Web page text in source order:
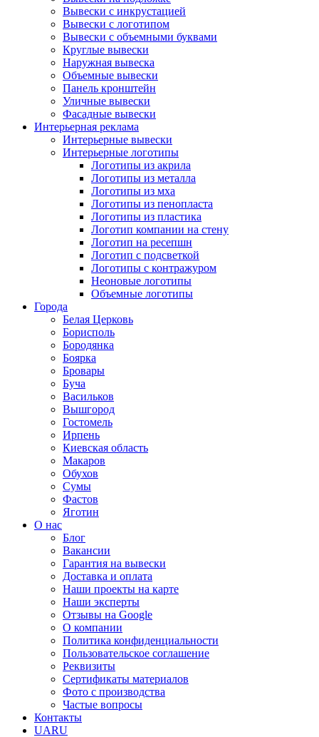
Вывески с инкрустацией
Вывески с логотипом
Вывески с объемными буквами
Круглые вывески
Наружная вывеска
Объемные вывески
Панель кронштейн
Уличные вывески
Фасадные вывески
Интерьерная реклама
Интерьерные вывески
Интерьерные логотипы
Логотипы из акрила
Логотипы из металла
Логотипы из мха
Логотипы из пенопласта
Логотипы из пластика
Логотип компании на стену
Логотип на ресепшн
Логотип с подсветкой
Логотипы с контражуром
Неоновые логотипы
Объемные логотипы
Города
Белая Церковь
Борисполь
Бородянка
Боярка
Бровары
Буча
Васильков
Вышгород
Гостомель
Ирпень
Киевская область
Макаров
Обухов
Сумы
Фастов
Яготин
О нас
Блог
Вакансии
Гарантия на вывески
Доставка и оплата
Наши проекты на карте
Наши эксперты
Отзывы на Google
О компании
Политика конфиденциальности
Пользовательское соглашение
Реквизиты
Сертификаты материалов
Фото с производства
Частые вопросы
Контакты
UARU